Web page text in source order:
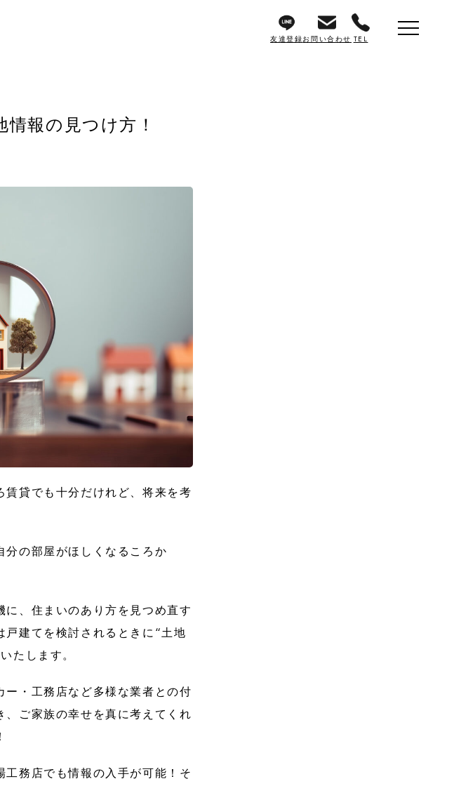
友達登録お問い合わせ TEL
報の見つけ方！
賃貸でも十分だけれど、将来を考
分の部屋がほしくなるころか
、住まいのあり方を見つめ直す
建てを検討されるときに“土地
たします。
・工務店など多様な業者との付
ご家族の幸せを真に考えてくれ
務店でも情報の入手が可能！そ